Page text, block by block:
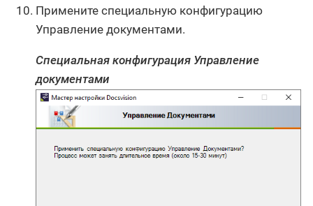
Примените специальную конфигурацию
Управление документами.
Специальная конфигурация Управление
документами